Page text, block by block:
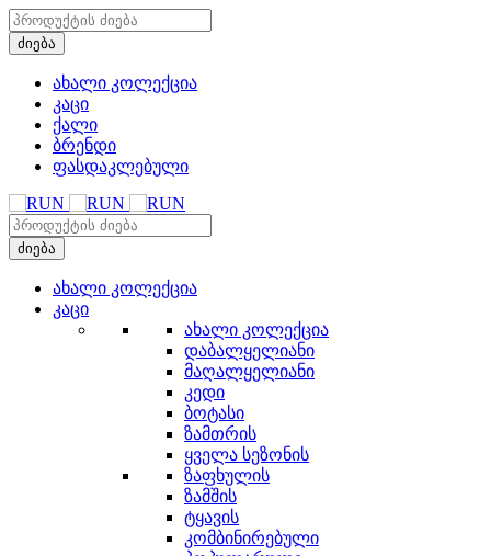
ახალი კოლექცია
კაცი
ქალი
ბრენდი
ფასდაკლებული
ახალი კოლექცია
კაცი
ახალი კოლექცია
დაბალყელიანი
მაღალყელიანი
კედი
ბოტასი
ზამთრის
ყველა სეზონის
ზაფხულის
ზამშის
ტყავის
კომბინირებული